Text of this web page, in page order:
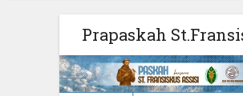
Prapaskah